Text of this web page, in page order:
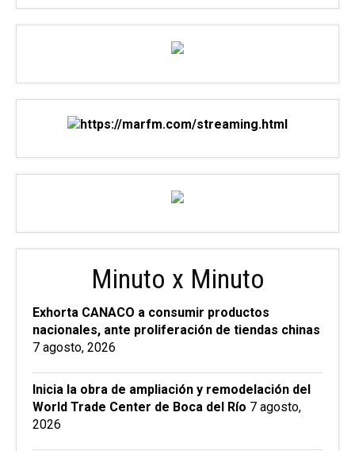
Minuto x Minuto
Exhorta CANACO a consumir productos
nacionales, ante proliferación de tiendas chinas
7 agosto, 2026
Inicia la obra de ampliación y remodelación del
World Trade Center de Boca del Río 7 agosto,
2026